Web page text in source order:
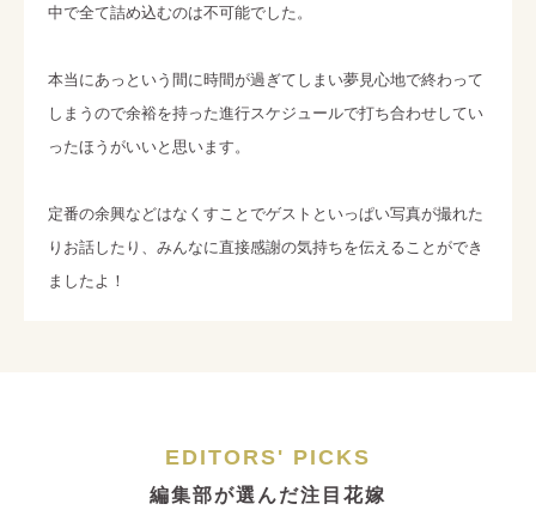
中で全て詰め込むのは不可能でした。
本当にあっという間に時間が過ぎてしまい夢見心地で終わって
しまうので余裕を持った進行スケジュールで打ち合わせしてい
ったほうがいいと思います。
定番の余興などはなくすことでゲストといっぱい写真が撮れた
りお話したり、みんなに直接感謝の気持ちを伝えることができ
ましたよ！
EDITORS' PICKS
編集部が選んだ注目花嫁